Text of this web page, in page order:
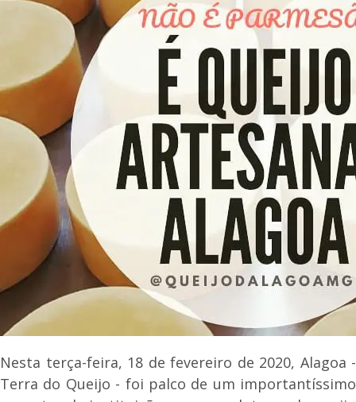
Nesta terça-feira, 18 de fevereiro de 2020, Alagoa -
Terra do Queijo - foi palco de um importantíssimo